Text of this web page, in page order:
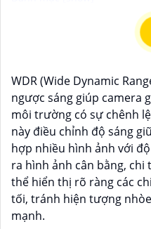
"Bạn đang tìm kiếm một
tiết kiệm? Hãy khám phá
hiện đại, dễ dàng lắp đặt
Wifi, Camera Wifi Ezviz
hoặc văn phòng mọi lúc
điện thoại thông minh.
Không chỉ vậy, sản phẩm
hình ảnh sắc nét và độ
theo dõi mọi hoạt động
cơ hội sở hữu Camera
bảo vệ tài sản và gia đình
WDR (Wide Dynamic
ngược sáng giúp camera
môi trường có sự chênh
này điều chỉnh độ sáng
hợp nhiều hình ảnh với
ra hình ảnh cân bằng, chi
thể hiển thị rõ ràng các
tối, tránh hiện tượng
mạnh.